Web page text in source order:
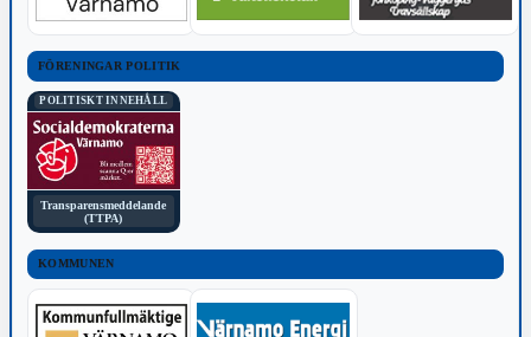
FÖRENINGAR POLITIK
POLITISKT INNEHÅLL
Transparensmeddelande
(TTPA)
KOMMUNEN